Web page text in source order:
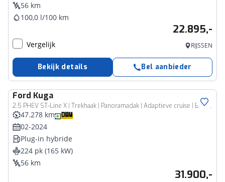
56 km
100,0 l/100 km
22.895,-
Vergelijk RIJSSEN
Bekijk details Bel aanbieder
Ford Kuga
2.5 PHEV ST-Line X | Trekhaak | Panoramadak | Adaptieve cruise | B&O Sound | Rijklaarprijs - incl.garantie
47.278 km
02-2024
Plug-in hybride
224 pk (165 kW)
56 km
31.900,-